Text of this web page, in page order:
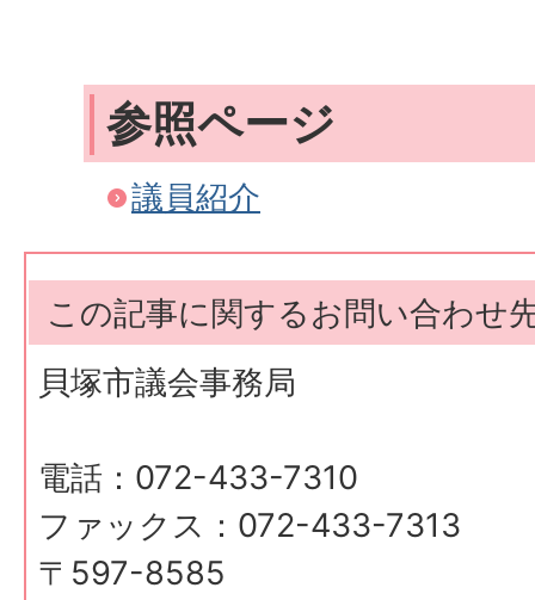
参照ページ
議員紹介
この記事に関するお問い合わせ
貝塚市議会事務局
電話：072-433-7310
ファックス：072-433-7313
〒597-8585